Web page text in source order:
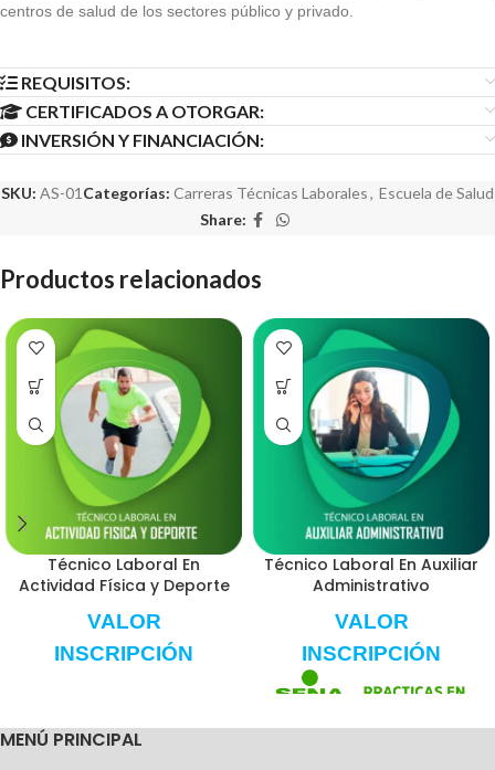
centros de salud de los sectores público y privado.
REQUISITOS:
CERTIFICADOS A OTORGAR:
INVERSIÓN Y FINANCIACIÓN:
SKU: AS-01 Categorías: Carreras Técnicas Laborales, Escuela de Salud
Share:
Productos relacionados
Técnico Laboral En
Actividad Física y Deporte
VALOR
INSCRIPCIÓN
Técnico Laboral En Auxiliar
Administrativo
VALOR
INSCRIPCIÓN
MENÚ PRINCIPAL